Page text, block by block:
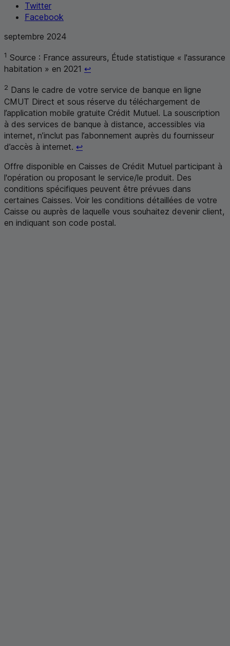
Twitter
Facebook
septembre 2024
1 Source : France assureurs, Étude statistique « l'assurance
habitation » en 2021 ↩Retour au renvoi 1
2 Dans le cadre de votre service de banque en ligne
CMUT Direct et sous réserve du téléchargement de
l’application mobile gratuite Crédit Mutuel. La souscription
à des services de banque à distance, accessibles via
internet, n’inclut pas l’abonnement auprès du fournisseur
d’accès à internet. ↩Retour au renvoi 2
Offre disponible en Caisses de Crédit Mutuel participant à
l'opération ou proposant le service/le produit. Des
conditions spécifiques peuvent être prévues dans
certaines Caisses. Voir les conditions détaillées de votre
Caisse ou auprès de laquelle vous souhaitez devenir client,
en indiquant son code postal.